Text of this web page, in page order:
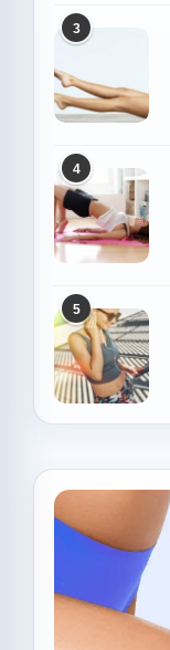
3
4
5